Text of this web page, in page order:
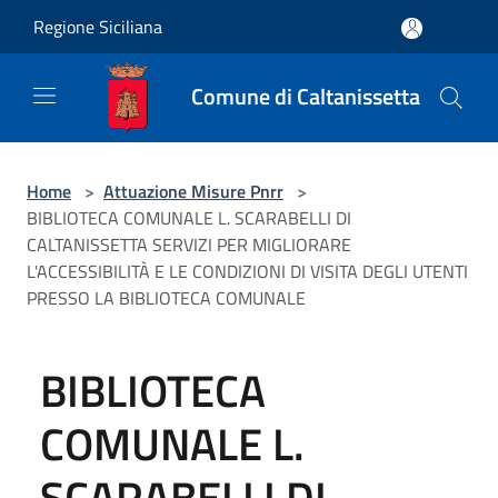
Regione Siciliana
Comune di Caltanissetta
Home > Attuazione Misure Pnrr >
BIBLIOTECA COMUNALE L. SCARABELLI DI
CALTANISSETTA SERVIZI PER MIGLIORARE
L'ACCESSIBILITÀ E LE CONDIZIONI DI VISITA DEGLI UTENTI
PRESSO LA BIBLIOTECA COMUNALE
BIBLIOTECA
COMUNALE L.